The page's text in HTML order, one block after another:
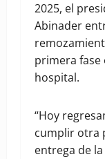
2025, el
Abinader
primera fase
hospital.
“Hoy
cumplir otra
entrega de